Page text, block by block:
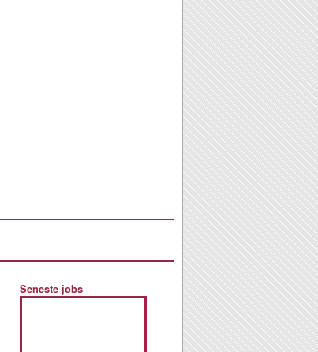
Seneste jobs